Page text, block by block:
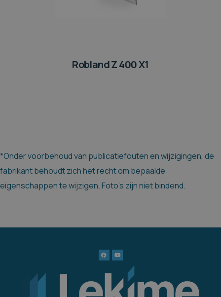
Robland Z 400 X1
*Onder voorbehoud van publicatiefouten en wijzigingen, de
fabrikant behoudt zich het recht om bepaalde
eigenschappen te wijzigen. Foto's zijn niet bindend.